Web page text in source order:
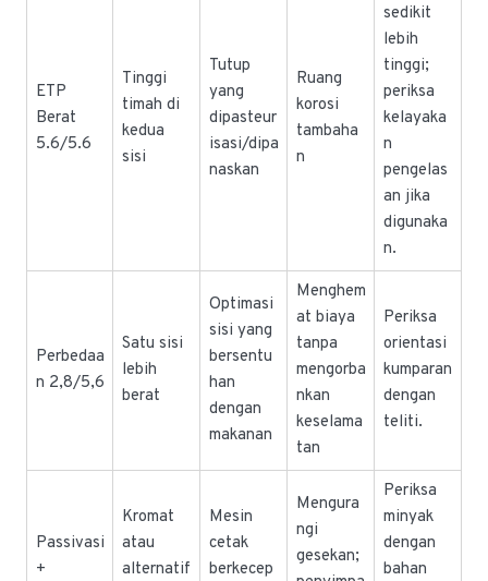
ETP
Berat
5.6/5.6
Tinggi
timah di
kedua
sisi
Tutup
yang
dipasteur
isasi/dipa
naskan
Ruang
korosi
tambaha
n
sedikit
lebih
tinggi;
periksa
kelayaka
n
pengelas
an jika
digunaka
n.
Perbedaa
n 2,8/5,6
Satu sisi
lebih
berat
Optimasi
sisi yang
bersentu
han
dengan
makanan
Menghem
at biaya
tanpa
mengorba
nkan
keselama
tan
Periksa
orientasi
kumparan
dengan
teliti.
Passivasi
+
Kromat
atau
alternatif
Mesin
cetak
berkecep
Mengura
ngi
gesekan;
Periksa
minyak
dengan
bahan